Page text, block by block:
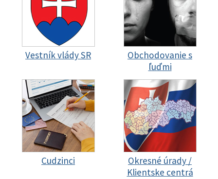
Vestník vlády SR
Obchodovanie s
ľuďmi
Cudzinci
Okresné úrady /
Klientske centrá